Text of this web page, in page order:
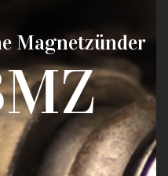
Magnetzünder